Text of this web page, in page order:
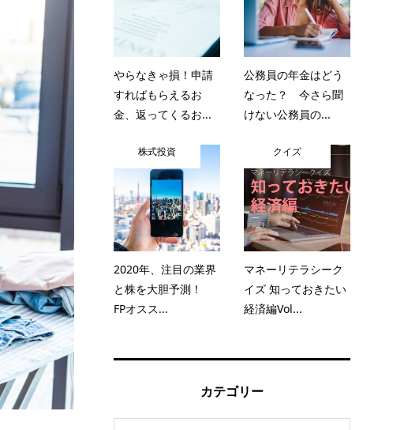
やらなきゃ損！申請
すればもらえるお
金、返ってくるお...
公務員の年金はどう
なった？ 今さら聞
けない公務員の...
株式投資
2020年、注目の業界
と株を大胆予測！
FPオスス...
クイズ
マネーリテラシーク
イズ 知っておきたい
経済編Vol...
カテゴリー